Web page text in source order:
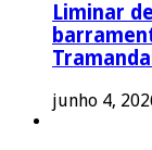
Liminar
junho 4,